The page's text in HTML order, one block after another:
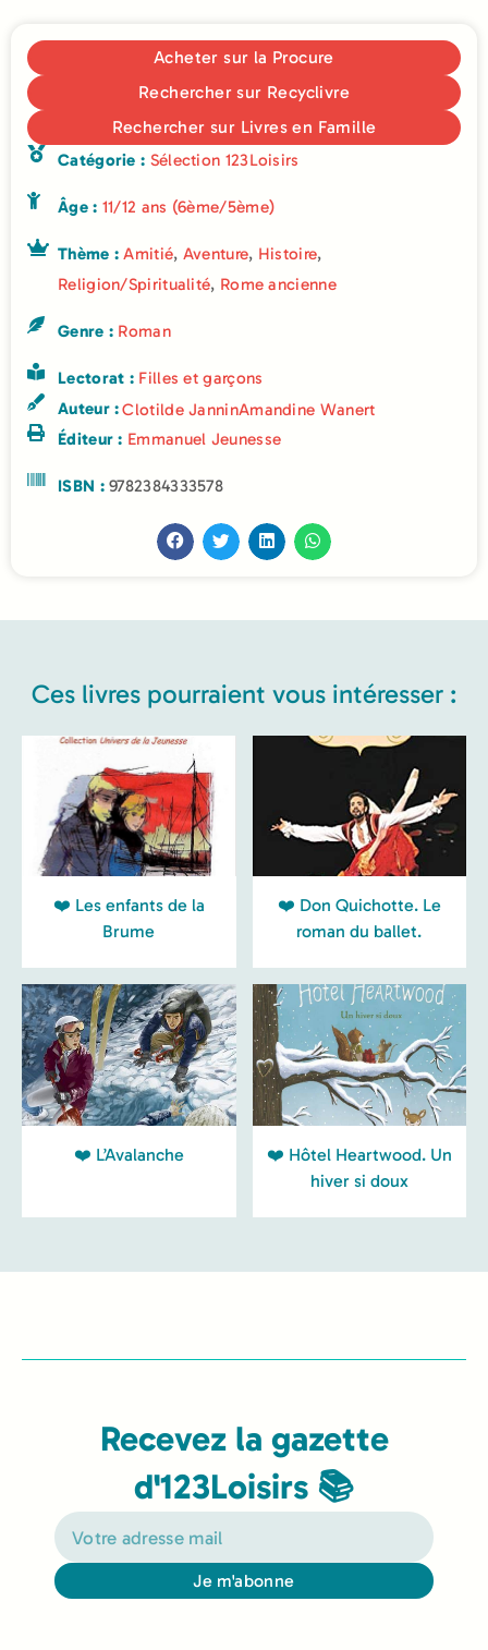
Acheter sur la Procure
Rechercher sur Recyclivre
Rechercher sur Livres en Famille
Catégorie : Sélection 123Loisirs
Âge : 11/12 ans (6ème/5ème)
Thème :Amitié, Aventure, Histoire,
Religion/Spiritualité, Rome ancienne
Genre : Roman
Lectorat : Filles et garçons
Auteur :Clotilde JanninAmandine Wanert
Éditeur : Emmanuel Jeunesse
ISBN :9782384333578
Ces livres pourraient vous intéresser :
❤️ Les enfants de la
Brume
❤️ Don Quichotte. Le
roman du ballet.
❤️ L’Avalanche
❤️ Hôtel Heartwood. Un
hiver si doux
Recevez la gazette
d'123Loisirs 📚
Je m'abonne